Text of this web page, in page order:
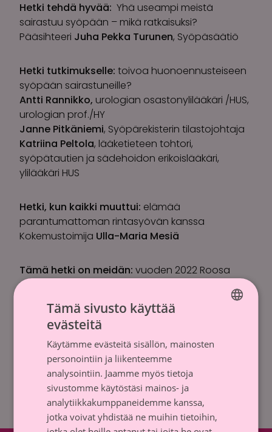
Hetki tehdä hyvää: Yhä useampi meistä
sairastuu syöpään – mikä ratkaisuksi?
Pääsihteeri Juha Pekka Turunen, Syöpäsäätiö
Hetki tutkimukselle: toivoa huonoennusteiseen
syöpään sairastuneille?
Antti Rannikko, urologian osastonylilääkäri /HUS,
urologian prof./HY
Janne Pitkäniemi, Syöpärekisterin tilastojohtaja
Katriina Peltola, lääketieteen tohtori,
syöpätautien ja sädehoidon erikoislääkäri,
ylilääkäri HUS
Hetki, kun kaikki muuttui: elämää
parantumattoman rintasyövän kanssa
Kokemustoimija Ulla-Maria Mesiä
Tämä hetki on meidän: vuoden 2022 Roosa
nauha -keräys
, Syöpäsäätiö
H-Hetki:vuoden 2022 Roosa nauhan
suunnittelija paljastuu
Vuoden 2022 Roosa nauhan suunnittelija lavalla
Hetki lyö: musiikkiesitys
Yllätysesiintyjä
SWEDISH
Tämä sivusto käyttää
evästeitä
Käytämme evästeitä sisällön, mainosten
personointiin ja liikenteemme
analysointiin. Jaamme myös tietoja
sivustomme käytöstäsi mainos- ja
analytiikkakumppaneidemme kanssa,
jotka voivat yhdistää ne muihin tietoihin,